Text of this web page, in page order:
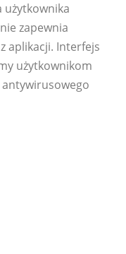
użytkownika
zapewnia
aplikacji. Interfejs
użytkownikom